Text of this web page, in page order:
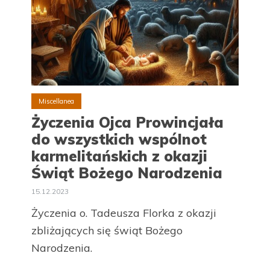
Miscellanea
Życzenia Ojca Prowincjała
do wszystkich wspólnot
karmelitańskich z okazji
Świąt Bożego Narodzenia
15.12.2023
Życzenia o. Tadeusza Florka z okazji
zbliżających się świąt Bożego
Narodzenia.